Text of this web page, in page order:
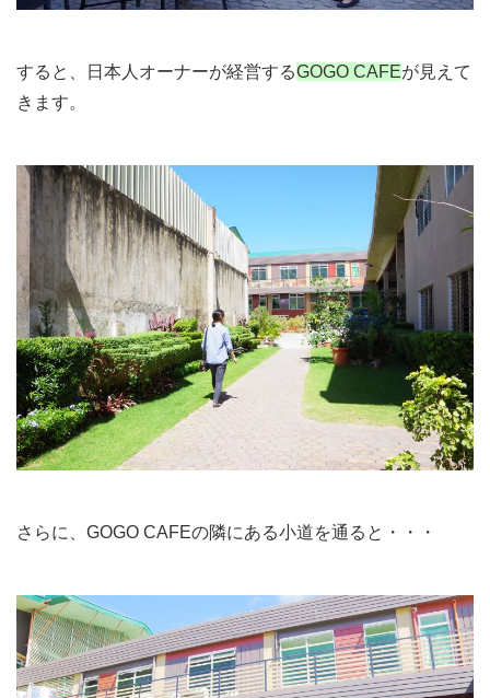
すると、日本人オーナーが経営するGOGO CAFEが見えて
きます。
さらに、GOGO CAFEの隣にある小道を通ると・・・